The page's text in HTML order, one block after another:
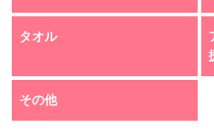
タオル
その他